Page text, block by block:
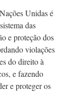
Unidas é
das
e proteção dos
violações
do direito à
e fazendo
e proteger os